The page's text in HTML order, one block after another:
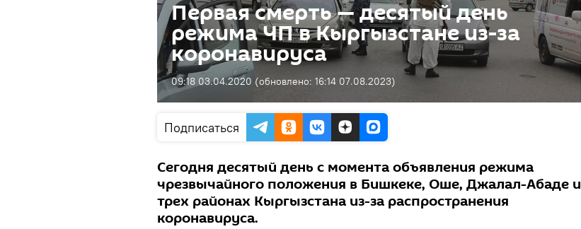
Первая смерть — десятый день
режима ЧП в Кыргызстане из-за
коронавируса
09:18 03.04.2020 (обновлено: 16:14 07.08.2023)
Подписаться
Сегодня десятый день с момента объявления режима
чрезвычайного положения в Бишкеке, Оше, Джалал-Абаде и
трех районах Кыргызстана из-за распространения
коронавируса.